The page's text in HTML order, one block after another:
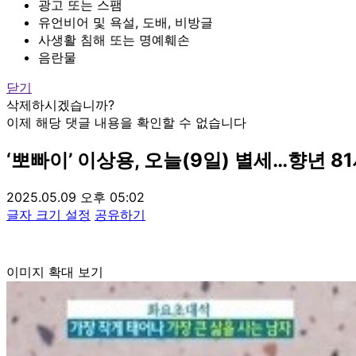
광고 또는 스팸
유언비어 및 욕설, 도배, 비방글
사생활 침해 또는 명예훼손
음란물
닫기
삭제하시겠습니까?
이제 해당 댓글 내용을 확인할 수 없습니다
‘뽀빠이’ 이상용, 오늘(9일) 별세…향년
2025.05.09 오후 05:02
글자 크기 설정 공유하기
이미지 확대 보기